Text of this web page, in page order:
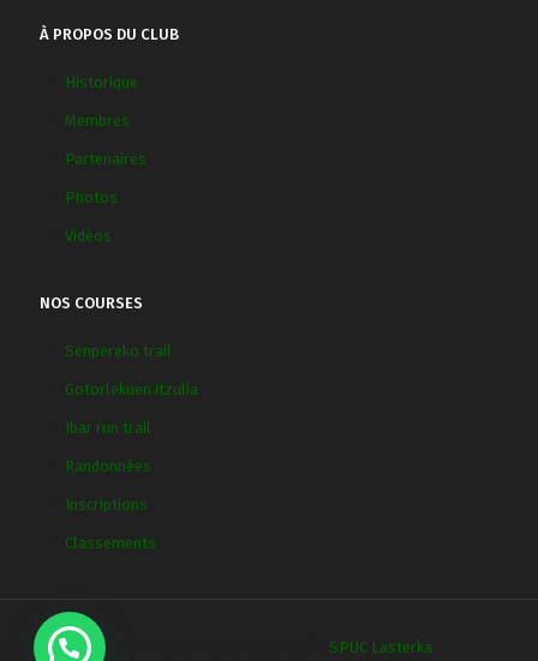
À PROPOS DU CLUB
Historique
Membres
Partenaires
Photos
Vidéos
NOS COURSES
Senpereko trail
Gotorlekuen itzulia
Ibar run trail
Randonnées
Inscriptions
Classements
SPUC Lasterka